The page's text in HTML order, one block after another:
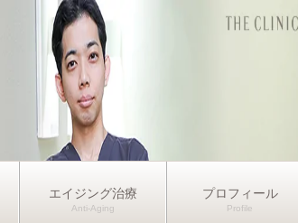
エイジング治療 プロフィール